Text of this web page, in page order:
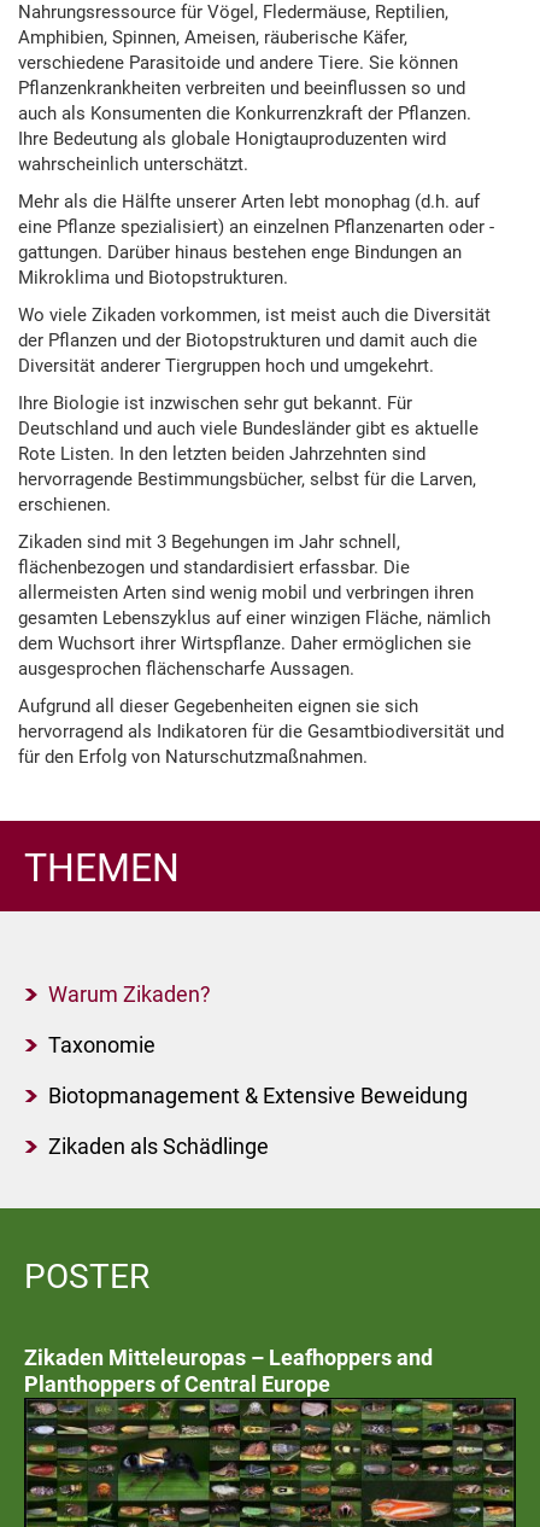
Nahrungsressource für Vögel, Fledermäuse, Reptilien,
Amphibien, Spinnen, Ameisen, räuberische Käfer,
verschiedene Parasitoide und andere Tiere. Sie können
Pflanzenkrankheiten verbreiten und beeinflussen so und
auch als Konsumenten die Konkurrenzkraft der Pflanzen.
Ihre Bedeutung als globale Honigtauproduzenten wird
wahrscheinlich unterschätzt.
Mehr als die Hälfte unserer Arten lebt monophag (d.h. auf
eine Pflanze spezialisiert) an einzelnen Pflanzenarten oder -
gattungen. Darüber hinaus bestehen enge Bindungen an
Mikroklima und Biotopstrukturen.
Wo viele Zikaden vorkommen, ist meist auch die Diversität
der Pflanzen und der Biotopstrukturen und damit auch die
Diversität anderer Tiergruppen hoch und umgekehrt.
Ihre Biologie ist inzwischen sehr gut bekannt. Für
Deutschland und auch viele Bundesländer gibt es aktuelle
Rote Listen. In den letzten beiden Jahrzehnten sind
hervorragende Bestimmungsbücher, selbst für die Larven,
erschienen.
Zikaden sind mit 3 Begehungen im Jahr schnell,
flächenbezogen und standardisiert erfassbar. Die
allermeisten Arten sind wenig mobil und verbringen ihren
gesamten Lebenszyklus auf einer winzigen Fläche, nämlich
dem Wuchsort ihrer Wirtspflanze. Daher ermöglichen sie
ausgesprochen flächenscharfe Aussagen.
Aufgrund all dieser Gegebenheiten eignen sie sich
hervorragend als Indikatoren für die Gesamtbiodiversität und
für den Erfolg von Naturschutzmaßnahmen.
THEMEN
Warum Zikaden?
Taxonomie
Biotopmanagement & Extensive Beweidung
Zikaden als Schädlinge
POSTER
Zikaden Mitteleuropas – Leafhoppers and
Planthoppers of Central Europe